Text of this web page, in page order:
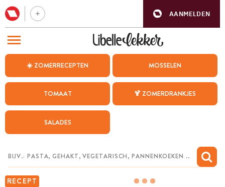
AANMELDEN
☀️ ZOMERRECEPTEN MOSSELEN
TOMAAT 🍹 ZOMERDRANKJES
SALADES
RECEPT
BEZOEK ONZE ANDERE WEBSITES
WEEKMENU
CHAT MET MAIA
MIJN BEWAARDE RECEPTEN